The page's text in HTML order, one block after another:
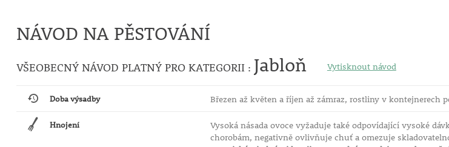
NÁVOD NA PĚSTOVÁNÍ
VŠEOBECNÝ NÁVOD PLATNÝ PRO KATEGORII : Jabloň Vytisknout návod
Doba výsadby Březen až květen a říjen až zámraz, rostliny v kontejnerech
Hnojení
Vysoká násada ovoce vyžaduje také odpovídající vysoké
chorobám, negativně ovlivňuje chuť a omezuje